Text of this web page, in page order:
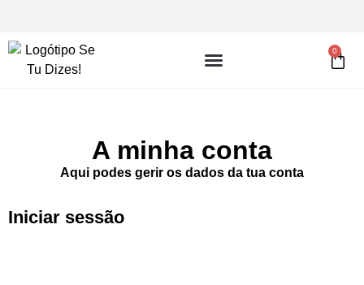
PORTES GRÁTIS A PARTIR DE 9,90€. 0
A minha conta
Aqui podes gerir os dados da tua conta
Iniciar sessão